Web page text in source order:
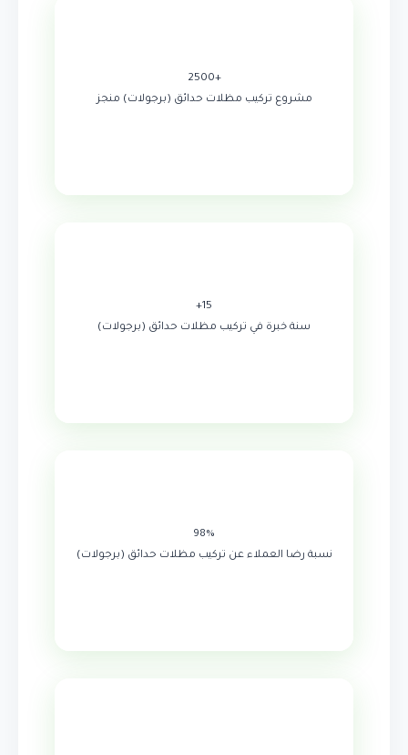
+2500
مشروع تركيب مظلات حدائق (برجولات) منجز
15+
سنة خبرة في تركيب مظلات حدائق (برجولات)
98%
نسبة رضا العملاء عن تركيب مظلات حدائق (برجولات)